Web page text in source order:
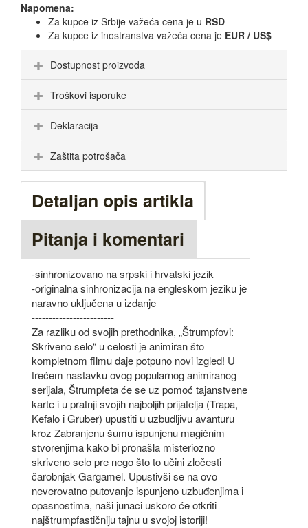
Napomena:
Za kupce iz Srbije važeća cena je u RSD
Za kupce iz inostranstva važeća cena je EUR / US$
Dostupnost proizvoda
Troškovi isporuke
Deklaracija
Zaštita potrošača
Detaljan opis artikla
Pitanja i komentari
-sinhronizovano na srpski i hrvatski jezik
-originalna sinhronizacija na engleskom jeziku je
naravno uključena u izdanje
------------------------
Za razliku od svojih prethodnika, „Štrumpfovi:
Skriveno selo“ u celosti je animiran što
kompletnom filmu daje potpuno novi izgled! U
trećem nastavku ovog popularnog animiranog
serijala, Štrumpfeta će se uz pomoć tajanstvene
karte i u pratnji svojih najboljih prijatelja (Trapa,
Kefalo i Gruber) upustiti u uzbudljivu avanturu
kroz Zabranjenu šumu ispunjenu magičnim
stvorenjima kako bi pronašla misteriozno
skriveno selo pre nego što to učini zločesti
čarobnjak Gargamel. Upustivši se na ovo
neverovatno putovanje ispunjeno uzbuđenjima i
opasnostima, naši junaci uskoro će otkriti
najštrumpfastičniju tajnu u svojoj istoriji!